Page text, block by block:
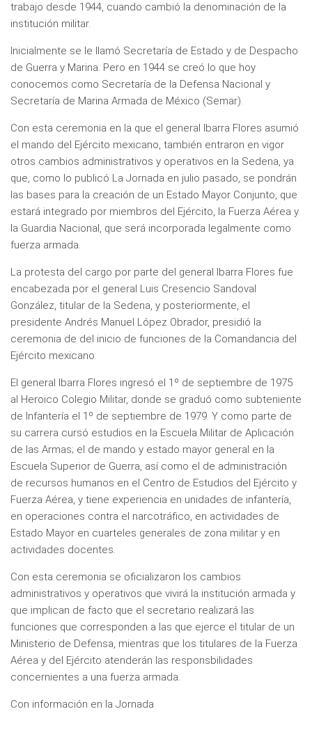
trabajo desde 1944, cuando cambió la denominación de la
institución militar.
Inicialmente se le llamó Secretaría de Estado y de Despacho
de Guerra y Marina. Pero en 1944 se creó lo que hoy
conocemos como Secretaría de la Defensa Nacional y
Secretaría de Marina Armada de México (Semar).
Con esta ceremonia en la que el general Ibarra Flores asumió
el mando del Ejército mexicano, también entraron en vigor
otros cambios administrativos y operativos en la Sedena, ya
que, como lo publicó La Jornada en julio pasado, se pondrán
las bases para la creación de un Estado Mayor Conjunto, que
estará integrado por miembros del Ejército, la Fuerza Aérea y
la Guardia Nacional, que será incorporada legalmente como
fuerza armada.
La protesta del cargo por parte del general Ibarra Flores fue
encabezada por el general Luis Cresencio Sandoval
González, titular de la Sedena, y posteriormente, el
presidente Andrés Manuel López Obrador, presidió la
ceremonia de del inicio de funciones de la Comandancia del
Ejército mexicano.
El general Ibarra Flores ingresó el 1º de septiembre de 1975
al Heroico Colegio Militar, donde se graduó como subteniente
de Infantería el 1º de septiembre de 1979. Y como parte de
su carrera cursó estudios en la Escuela Militar de Aplicación
de las Armas; el de mando y estado mayor general en la
Escuela Superior de Guerra, así como el de administración
de recursos humanos en el Centro de Estudios del Ejército y
Fuerza Aérea, y tiene experiencia en unidades de infantería,
en operaciones contra el narcotráfico, en actividades de
Estado Mayor en cuarteles generales de zona militar y en
actividades docentes.
Con esta ceremonia se oficializaron los cambios
administrativos y operativos que vivirá la institución armada y
que implican de facto que el secretario realizará las
funciones que corresponden a las que ejerce el titular de un
Ministerio de Defensa, mientras que los titulares de la Fuerza
Aérea y del Ejército atenderán las responsbilidades
concernientes a una fuerza armada.
Con información en la Jornada